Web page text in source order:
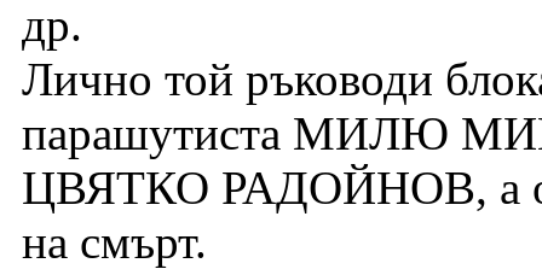
др.
Лично той ръководи
парашутиста МИЛЮ
ЦВЯТКО РАДОЙНОВ, а
на смърт.